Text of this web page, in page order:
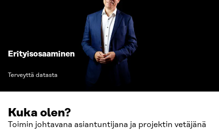
Erityisosaaminen
Terveyttä datasta
Kuka olen?
Toimin johtavana asiantuntijana ja projektin vetäjänä